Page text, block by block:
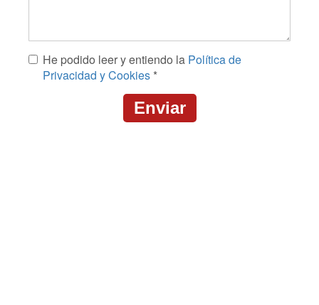
*
He podido leer y entiendo la Política de
Privacidad y Cookies *
Enviar